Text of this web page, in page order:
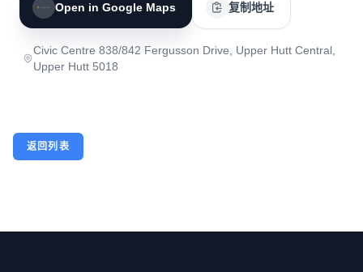
Open in Google Maps 复制地址
Civic Centre 838/842 Fergusson Drive, Upper Hutt Central,
Upper Hutt 5018
返回列表